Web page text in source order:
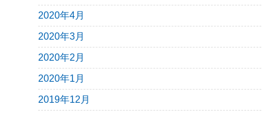
2020年4月
2020年3月
2020年2月
2020年1月
2019年12月